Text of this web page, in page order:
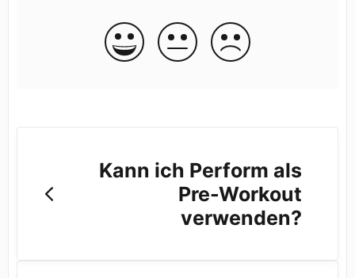
Kann ich Perform als
Pre-Workout
verwenden?